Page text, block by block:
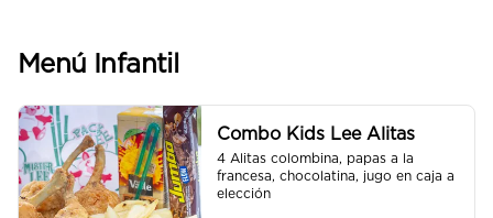
Menú Infantil
Combo Kids Lee Alitas
4 Alitas colombina, papas a la
francesa, chocolatina, jugo en caja a
elección